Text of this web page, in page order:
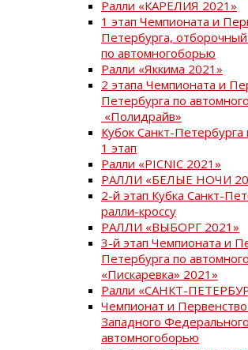
Ралли «КАРЕЛИЯ 2021»
1 этап Чемпионата и
Петербурга,
по автомногоборью
Ралли «Яккима 2021»
2 этапа Чемпионата и
Петербурга по
«Полидрайв»
Кубок Санкт-Петербурга
1 этап
Ралли «PICNIC 2021»
РАЛЛИ «БЕЛЫЕ НОЧИ
2-й этап Кубка Санкт-
ралли-кроссу
РАЛЛИ «ВЫБОРГ 2021»
3-й этап Чемпионата и
Петербурга по
«Пискаревка» 2021»
Ралли «САНКТ-
Чемпионат и
Западного
автомногоборью